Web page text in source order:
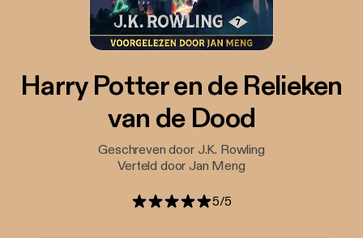
Harry Potter en de Relieken
van de Dood
Geschreven door J.K. Rowling
Verteld door Jan Meng
5/5